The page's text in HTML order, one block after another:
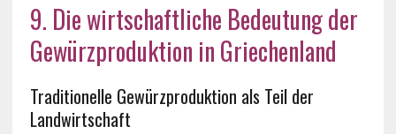
9. Die wirtschaftliche Bedeutung der
Gewürzproduktion in Griechenland
Traditionelle Gewürzproduktion als Teil der
Landwirtschaft